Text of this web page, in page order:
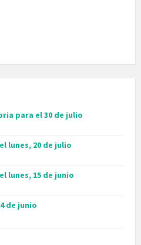
para el 30 de julio
lunes, 20 de julio
lunes, 15 de junio
de junio